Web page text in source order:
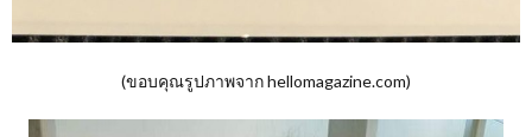
(ขอบคุณรูปภาพจาก hellomagazine.com)